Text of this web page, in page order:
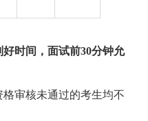
时间，面试前30分钟允
格审核未通过的考生均不